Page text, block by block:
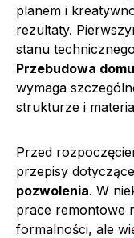
planem i
rezultaty.
stanu
Przebudowa
wymaga
strukturze i
Przed
przepisy dotyczące
pozwolenia. W
prace remontowe
formalności, ale